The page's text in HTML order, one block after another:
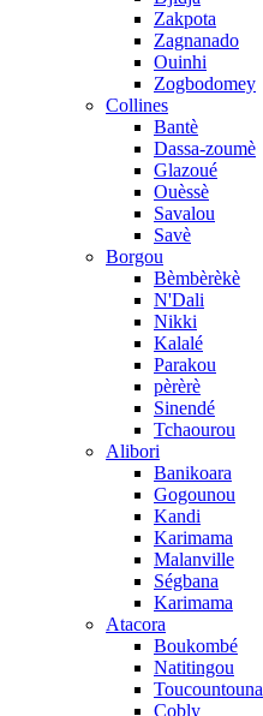
Zakpota
Zagnanado
Ouinhi
Zogbodomey
Collines
Bantè
Dassa-zoumè
Glazoué
Ouèssè
Savalou
Savè
Borgou
Bèmbèrèkè
N'Dali
Nikki
Kalalé
Parakou
pèrèrè
Sinendé
Tchaourou
Alibori
Banikoara
Gogounou
Kandi
Karimama
Malanville
Ségbana
Karimama
Atacora
Boukombé
Natitingou
Toucountouna
Cobly